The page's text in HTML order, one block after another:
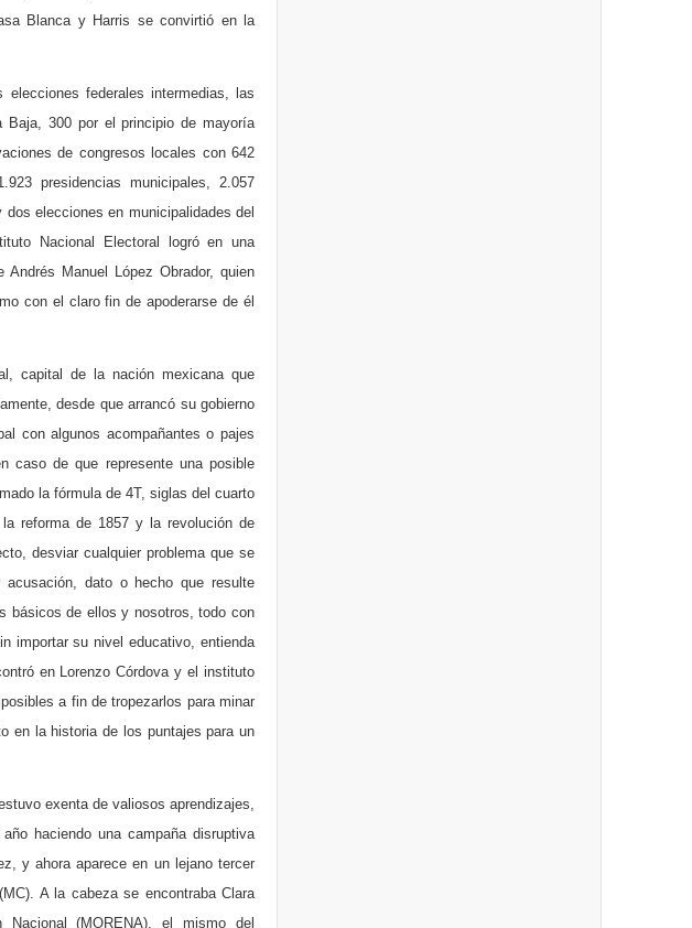
Blanca y Harris se convirtió en la
federales intermedias, las
300 por el principio de mayoría
de congresos locales con 642
presidencias municipales, 2.057
elecciones en municipalidades del
Nacional Electoral logró en una
Manuel López Obrador, quien
con el claro fin de apoderarse de él
capital de la nación mexicana que
desde que arrancó su gobierno
con algunos acompañantes o pajes
caso de que represente una posible
la fórmula de 4T, siglas del cuarto
reforma de 1857 y la revolución de
desviar cualquier problema que se
dato o hecho que resulte
básicos de ellos y nosotros, todo con
importar su nivel educativo, entienda
en Lorenzo Córdova y el instituto
a fin de tropezarlos para minar
en la historia de los puntajes para un
exenta de valiosos aprendizajes,
haciendo una campaña disruptiva
y ahora aparece en un lejano tercer
A la cabeza se encontraba Clara
Nacional (MORENA), el mismo del